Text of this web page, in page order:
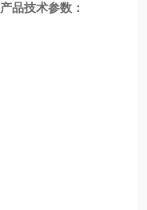
产品技术参数：